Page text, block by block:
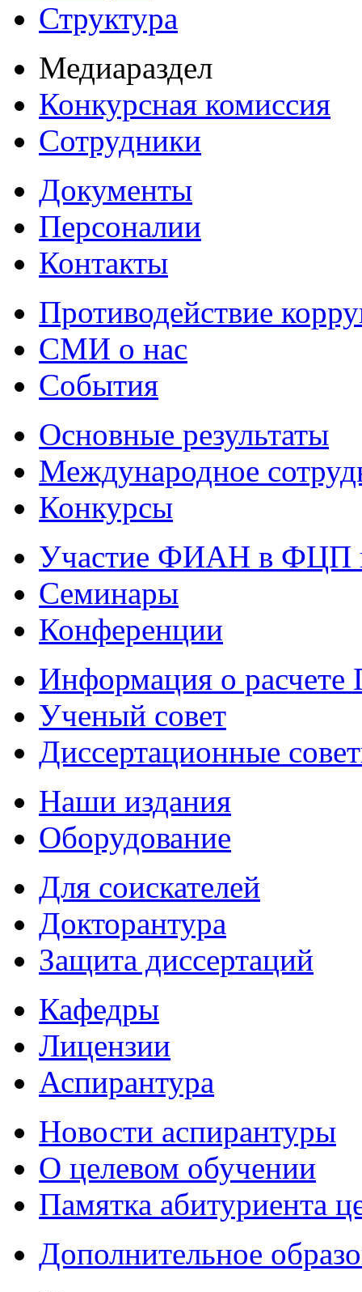
Структура
Медиараздел
Конкурсная комиссия
Сотрудники
Документы
Персоналии
Контакты
Противодействие
СМИ о нас
События
Основные результаты
Международное
Конкурсы
Участие ФИАН в ФЦП
Семинары
Конференции
Информация о
Ученый совет
Диссертационные
Наши издания
Оборудование
Для соискателей
Докторантура
Защита диссертаций
Кафедры
Лицензии
Аспирантура
Новости аспирантуры
О целевом обучении
Памятка абитуриента
Дополнительное